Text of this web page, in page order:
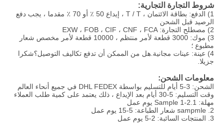
شروط التجارة التجارية:
1) الدفع: بطاقة الائتمان ، T / T ، إيداع 50 ٪ أو 70 ٪ مقدما ، يجب دفع
الرصيد قبل الشحن
2) مصطلح التجارة: EXW ، FOB ، CIF ، CNF ، FCA
3) موك: 3000 قطعة لأمر منتظم ، 10000 قطعة لأمر مخصص شعار
مطبوع ؛
4) عينة: عينات مجانية.هل من الممكن أن تدفع تكاليف التوصيل؟شكرا
جزيلا.
معلومات الشحن:
الشحن: 3-5 أيام للتسليم بواسطة DHL FEDEX في جميع أنحاء العالم
وقت التسليم: 5-30 أيام بعد الإيداع ، ذلك يعتمد على كمية طلب العملاء
مهلة: 1.Sample 1-2 يوم عمل
2. sampmle شعار الطباعة: 5-15 يوم عمل
3. المنتجات السائبة: 2-5 يوم عمل